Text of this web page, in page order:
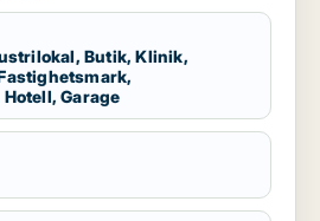
Butik, Klinik,
Garage